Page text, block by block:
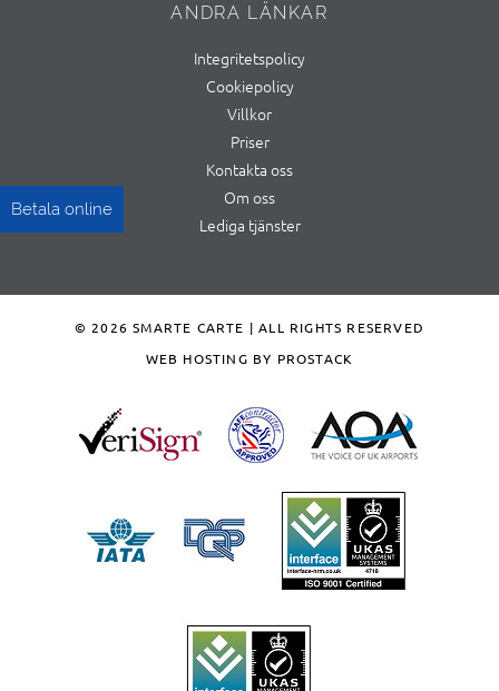
Betala online
ANDRA LÄNKAR
Integritetspolicy
Cookiepolicy
Villkor
Priser
Kontakta oss
Om oss
Lediga tjänster
© 2026 SMARTE CARTE | ALL RIGHTS RESERVED
WEB HOSTING BY PROSTACK